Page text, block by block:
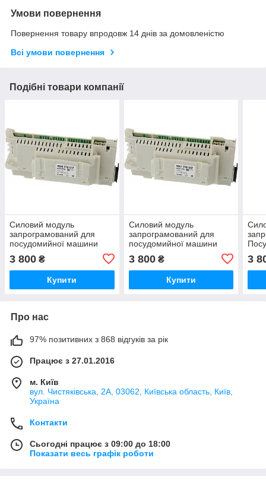
Умови повернення
Повернення товару впродовж 14 днів за домовленістю
Всі умови повернення
Подібні товари компанії
Силовий модуль
запрограмований для
посудомийної машини
3 800 ₴
Купити
Силовий модуль
запрограмований для
посудомийної машини
3 800₴
Купити
3
Про нас
97% позитивних з 868 відгуків за рік
Працює з 27.01.2016
м. Київ
вул. Чистяківська, 2А, 03062, Київська область, Київ,
Україна
Контакти
Сьогодні працює з 09:00 до 18:00
Показати весь графік роботи